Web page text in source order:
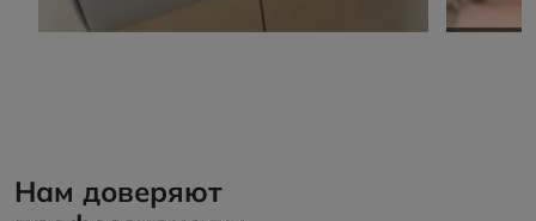
Нам доверяют